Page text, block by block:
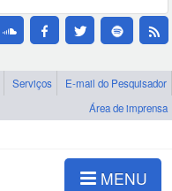
Serviços
E-mail do Pesquisador
Área de imprensa
MENU